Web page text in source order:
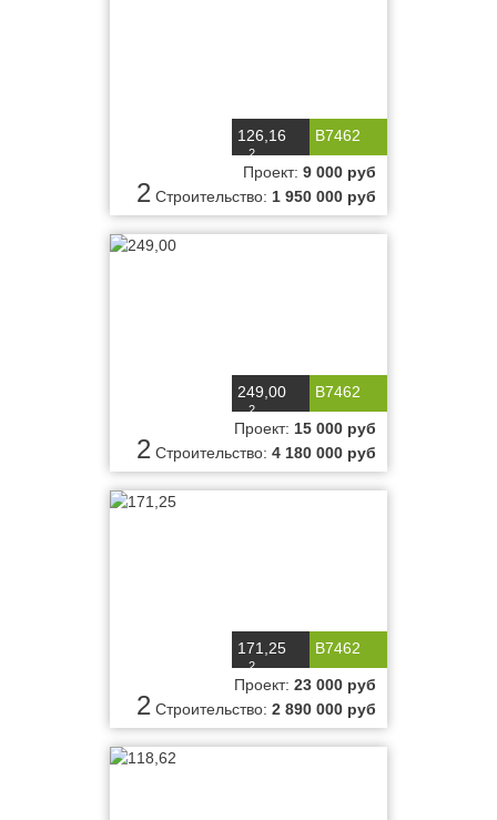
B7462
126,16
м2
2
Проект: 9 000 руб
Строительство: 1 950 000 руб
B7462
249,00
м2
2
Проект: 15 000 руб
Строительство: 4 180 000 руб
B7462
171,25
м2
2
Проект: 23 000 руб
Строительство: 2 890 000 руб